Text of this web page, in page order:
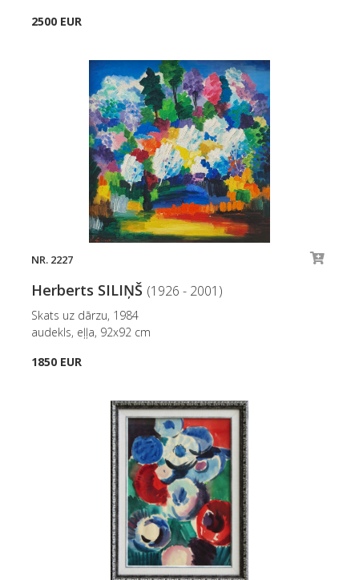
2500 EUR
NR. 2227
Herberts SILIŅŠ (1926 - 2001)
Skats uz dārzu, 1984
audekls, eļļa, 92x92 cm
1850 EUR